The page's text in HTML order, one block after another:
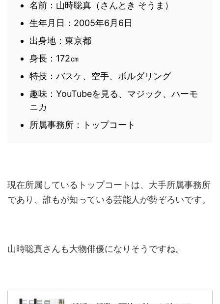
名前：山時聡真（さんとき そうま）
生年月日：2005年6月6日
出身地：東京都
身長：172㎝
特技：バスケ、空手、ボルダリング
趣味：YouTubeを見る、マジック、ハーモ
ニカ
所属事務所：トップコート
現在所属しているトップコートは、大手所属事務所
であり、誰もが知っている芸能人が勢ぞろいです。
山時聡真さんも大物俳優になりそうですね。